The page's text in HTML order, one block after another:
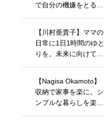
で自分の機嫌をとるた
しょう。
【川村亜貴子】ママの
日常に1日1時間のゆと
りを。未来に向けての
【Nagisa Okamoto】
収納で家事を楽に。シ
ンプルな暮らしを楽し